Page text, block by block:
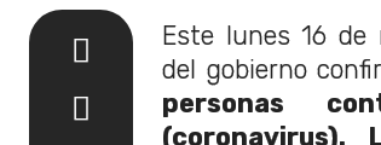
Este lunes 16
del gobierno
personas